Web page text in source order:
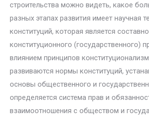
строительства можно видеть, какое
разных этапах развития имеет научная
конституций, которая является
конституционного (государственного)
влиянием принципов
развиваются нормы конституций,
основы общественного и
определяется система прав и
взаимоотношения с обществом и